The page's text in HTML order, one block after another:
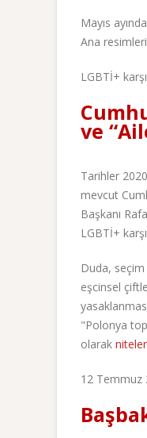
Mayıs
Ana
LGBTİ+
ve
Tarihler
mevcut
Başkanı
LGBTİ+
Duda, seçim
eşcinsel
"Polonya
olarak
12 Temmuz